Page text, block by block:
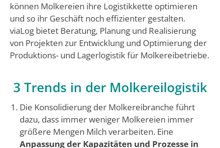
können Molkereien ihre Logistikkette optimieren
und so ihr Geschäft noch effizienter gestalten.
viaLog bietet Beratung, Planung und Realisierung
von Projekten zur Entwicklung und Optimierung der
Produktions- und Lagerlogistik für Molkereibetriebe.
3 Trends in der Molkereilogistik
Die Konsolidierung der Molkereibranche führt
dazu, dass immer weniger Molkereien immer
größere Mengen Milch verarbeiten. Eine
Anpassung der Kapazitäten und Prozesse in